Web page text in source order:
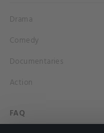
Drama
Comedy
Documentaries
Action
FAQ